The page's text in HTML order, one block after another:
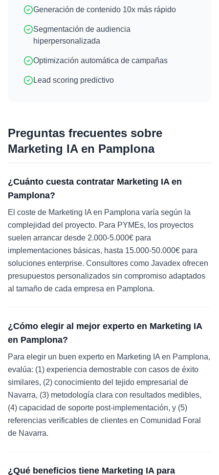
Generación de contenido 10x más rápido
Segmentación de audiencia
hiperpersonalizada
Optimización automática de campañas
Lead scoring predictivo
Preguntas frecuentes sobre
Marketing IAen Pamplona
¿Cuánto cuesta contratar Marketing IA en
Pamplona?
El coste de Marketing IA en Pamplona varía según la
complejidad del proyecto. Para PYMEs, los proyectos
suelen arrancar desde 2.000-5.000€ para
implementaciones básicas, hasta 15.000-50.000€ para
soluciones enterprise. Consultores como Javadex ofrecen
presupuestos personalizados sin compromiso adaptados
al tamaño de cada empresa en Pamplona.
¿Cómo elegir al mejor experto en Marketing IA
en Pamplona?
Para elegir un buen experto en Marketing IA en Pamplona,
evalúa: (1) experiencia demostrable con casos de éxito
similares, (2) conocimiento del tejido empresarial de
Navarra, (3) metodología clara con resultados medibles,
(4) capacidad de soporte post-implementación, y (5)
referencias verificables de clientes en Comunidad Foral
de Navarra.
¿Qué beneficios tiene Marketing IA para